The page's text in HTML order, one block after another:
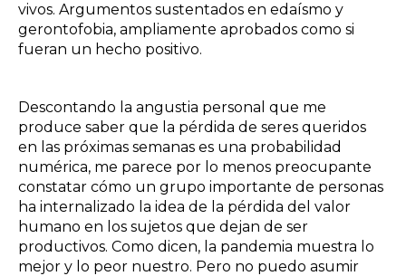
vivos. Argumentos sustentados en edaísmo y
gerontofobia, ampliamente aprobados como si
fueran un hecho positivo.
Descontando la angustia personal que me
produce saber que la pérdida de seres queridos
en las próximas semanas es una probabilidad
numérica, me parece por lo menos preocupante
constatar cómo un grupo importante de personas
ha internalizado la idea de la pérdida del valor
humano en los sujetos que dejan de ser
productivos. Como dicen, la pandemia muestra lo
mejor y lo peor nuestro. Pero no puedo asumir